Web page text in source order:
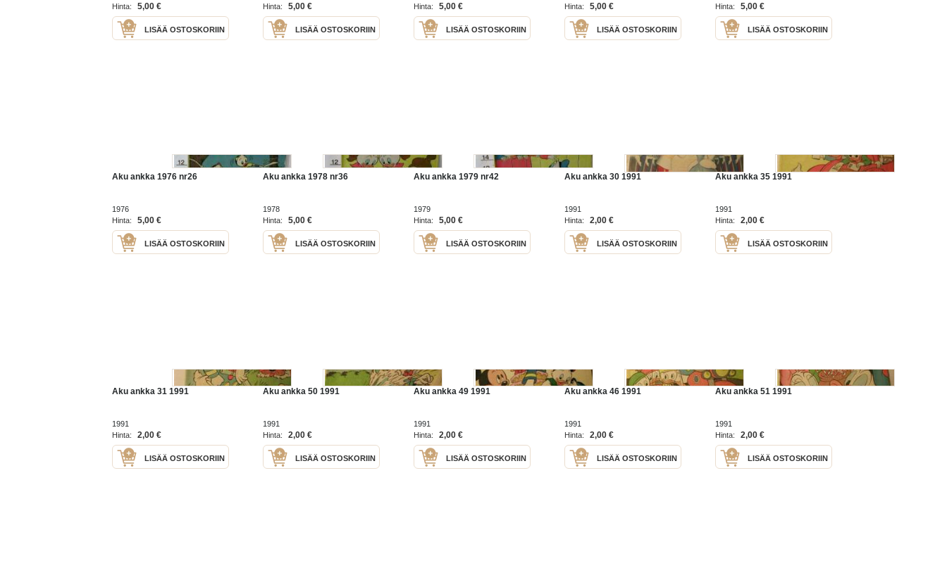
Hinta:
5,00 €
LISÄÄ OSTOSKORIIN
Hinta:
5,00 €
LISÄÄ OSTOSKORIIN
Hinta:
5,00 €
LISÄÄ OSTOSKORIIN
Hinta:
5,00 €
LISÄÄ OSTOSKORIIN
Hinta:
5,00 €
LISÄÄ OSTOSKORIIN
Aku ankka 1976 nr26
1976
Hinta:
5,00 €
LISÄÄ OSTOSKORIIN
Aku ankka 1978 nr36
1978
Hinta:
5,00 €
LISÄÄ OSTOSKORIIN
Aku ankka 1979 nr42
1979
Hinta:
5,00 €
LISÄÄ OSTOSKORIIN
Aku ankka 30 1991
1991
Hinta:
2,00 €
LISÄÄ OSTOSKORIIN
Aku ankka 35 1991
1991
Hinta:
2,00 €
LISÄÄ OSTOSKORIIN
Aku ankka 31 1991
1991
Hinta:
2,00 €
LISÄÄ OSTOSKORIIN
Aku ankka 50 1991
1991
Hinta:
2,00 €
LISÄÄ OSTOSKORIIN
Aku ankka 49 1991
1991
Hinta:
2,00 €
LISÄÄ OSTOSKORIIN
Aku ankka 46 1991
1991
Hinta:
2,00 €
LISÄÄ OSTOSKORIIN
Aku ankka 51 1991
1991
Hinta:
2,00 €
LISÄÄ OSTOSKORIIN